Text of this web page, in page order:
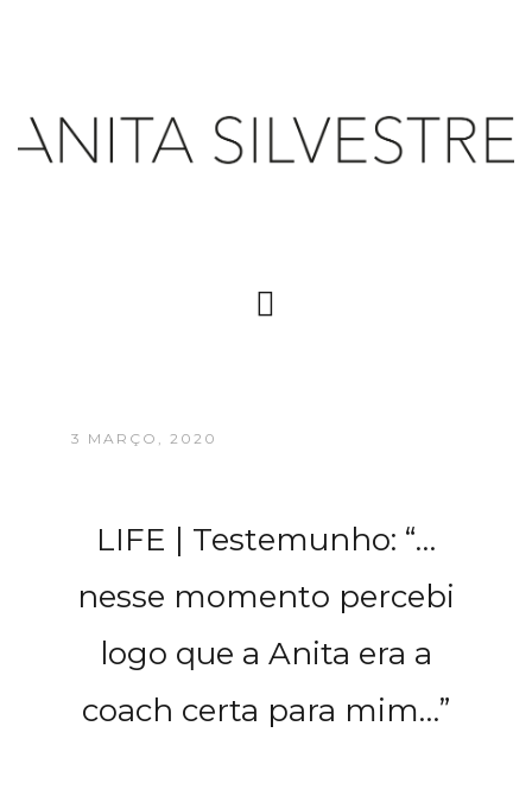
3 MARÇO, 2020
LIFE | Testemunho: “…
nesse momento percebi
logo que a Anita era a
coach certa para mim…”